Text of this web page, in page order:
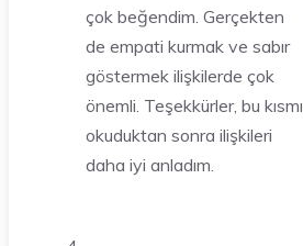
çok beğendim. Gerçekten
de empati kurmak ve sabır
göstermek ilişkilerde çok
önemli. Teşekkürler, bu kısmı
okuduktan sonra ilişkileri
daha iyi anladım.